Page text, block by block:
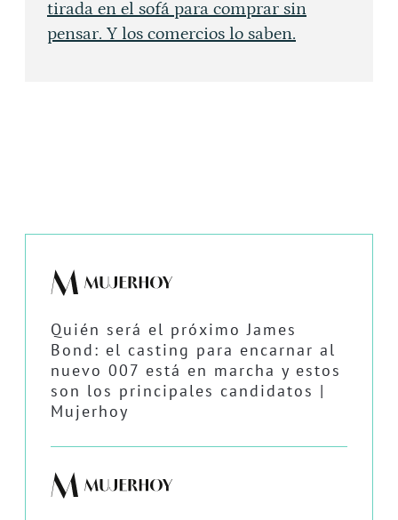
tirada en el sofá para comprar sin
pensar. Y los comercios lo saben.
Quién será el próximo James
Bond: el casting para encarnar al
nuevo 007 está en marcha y estos
son los principales candidatos |
Mujerhoy